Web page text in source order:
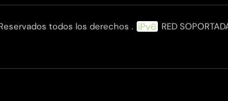
todos los derechos . RED